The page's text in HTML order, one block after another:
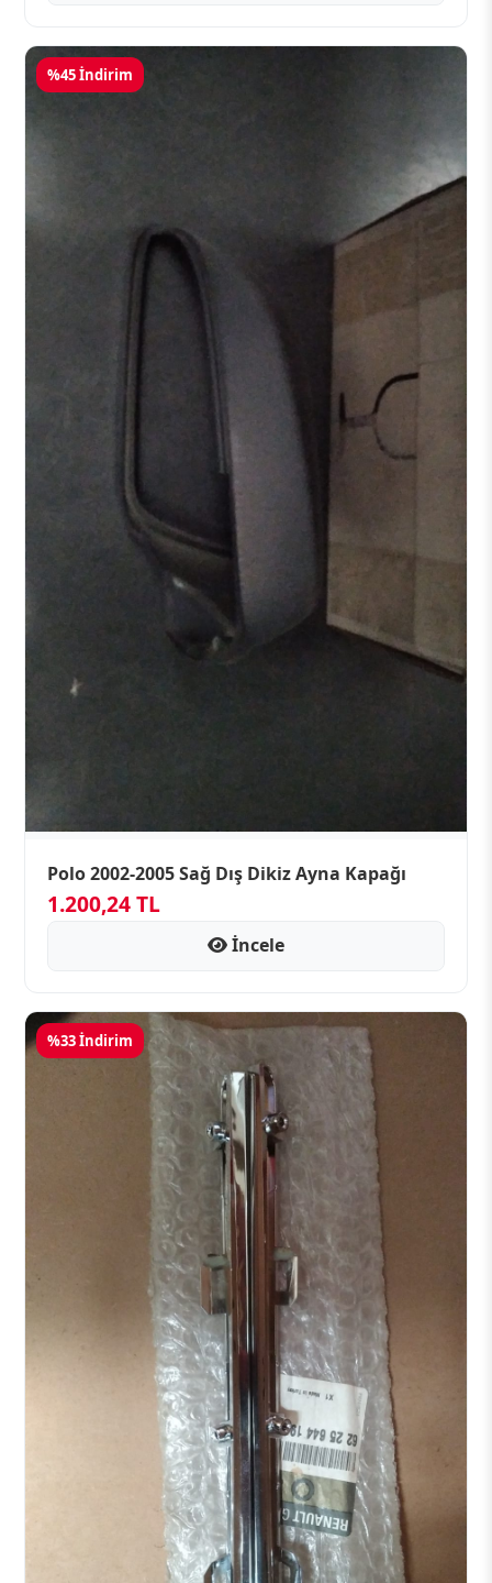
%45 İndirim
Polo 2002-2005 Sağ Dış Dikiz Ayna Kapağı
1.200,24 TL
İncele
%33 İndirim